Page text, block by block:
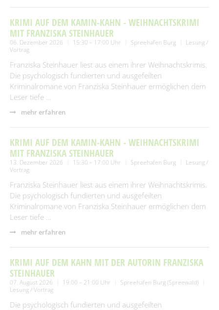
KRIMI AUF DEM KAMIN-KAHN - WEIHNACHTSKRIMI
MIT FRANZISKA STEINHAUER
06. Dezember 2026 15:30 – 17:00 Uhr Spreehafen Burg
Lesung /
Vortrag
Franziska Steinhauer liest aus einem ihrer Weihnachtskrimis.
Die psychologisch fundierten und ausgefeilten
Kriminalromane von Franziska Steinhauer ermöglichen dem
Leser tiefe …
mehr erfahren
KRIMI AUF DEM KAMIN-KAHN - WEIHNACHTSKRIMI
MIT FRANZISKA STEINHAUER
13. Dezember 2026 15:30 – 17:00 Uhr Spreehafen Burg
Lesung /
Vortrag
Franziska Steinhauer liest aus einem ihrer Weihnachtskrimis.
Die psychologisch fundierten und ausgefeilten
Kriminalromane von Franziska Steinhauer ermöglichen dem
Leser tiefe …
mehr erfahren
KRIMI AUF DEM KAHN MIT DER AUTORIN FRANZISKA
STEINHAUER
07. August 2026 19:00 – 21:00 Uhr
Spreehafen Burg (Spreewald)
Lesung / Vortrag
Die psychologisch fundierten und ausgefeilten